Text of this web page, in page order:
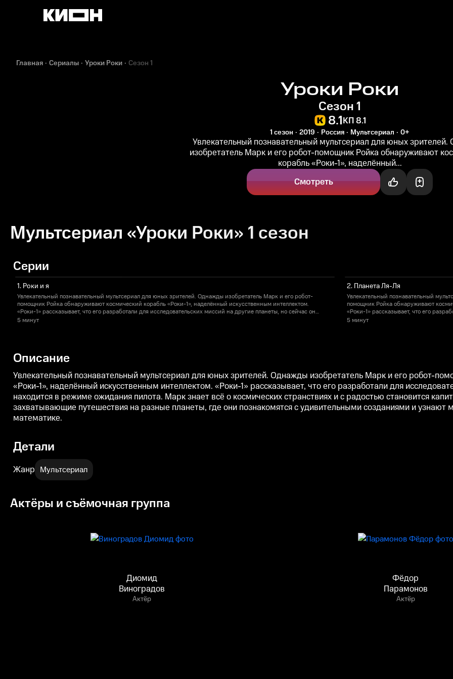
Главная Сериалы Уроки Роки Сезон 1
Уроки Роки
Сезон 1
8.1КП 8.1
1 сезон 2019 Россия Мультсериал 0+
Увлекательный познавательный мультсериал для юных
изобретатель Марк и его робот-помощник Ройка обнаруживают
корабль «Роки-1», наделённый...
Смотреть
Мультсериал «Уроки Роки» 1 сезон
Серии
1. Роки и я
Увлекательный познавательный мультсериал для юных зрителей. Однажды изобретатель Марк и его робот-
помощник Ройка обнаруживают космический корабль «Роки-1», наделённый искусственным интеллектом.
«Роки-1» рассказывает, что его разработали для исследовательских миссий на другие планеты, но сейчас он
находится в режиме ожидания пилота. Марк знает всё о космических странствиях и с радостью становится
5 минут
2. Планета Ля-Ля
Увлекательный познавательный
помощник Ройка обнаруживают
«Роки-1» рассказывает, что его
находится в режиме ожидания пилота.
5 минут
Описание
Увлекательный познавательный мультсериал для юных зрителей. Однажды изобретатель Марк и его робот-
«Роки-1», наделённый искусственным интеллектом. «Роки-1» рассказывает, что его разработали для
находится в режиме ожидания пилота. Марк знает всё о космических странствиях и с радостью становится
захватывающие путешествия на разные планеты, где они познакомятся с удивительными созданиями и узнают
математике.
Детали
Жанр Мультсериал
Актёры и съёмочная группа
Диомид
Виноградов
Актёр
Фёдор
Парамонов
Актёр